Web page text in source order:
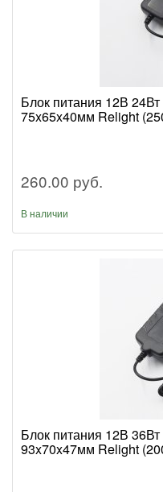
Блок питания 12В
75x65x40мм Relight
260.00 руб.
В наличии
Блок питания 12В
93x70x47мм Relight